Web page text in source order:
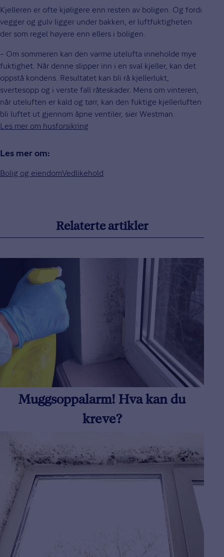
Kjelleren er ofte kjøligere enn resten av boligen. Og fordi
vegger og gulv ligger under bakken, er luftfuktigheten
der som regel høyere enn ellers i boligen.
– Om sommeren kan den varme utelufta inneholde mye
fuktighet. Når denne slipper inn i en sval kjeller, kan det
oppstå kondens. Resultatet kan bli rå kjellerlukt,
svertesopp og i verste fall råteskader. Mens om vinteren,
når uteluften er kald og tørr, kan den fuktige kjellerluften
bli luftet ut gjennom åpne ventiler, sier Westman.
Les mer om husforsikring
Les mer om:
Bolig og eiendomVedlikehold
Relaterte artikler
Muggsoppalarm! Hva kan du
kreve?